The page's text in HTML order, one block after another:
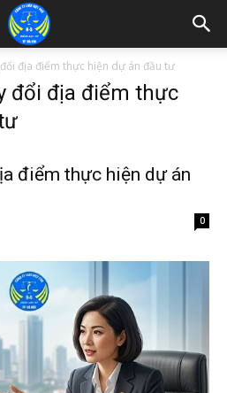
địa điểm thực hiện dự án đầu tư
đổi địa điểm thực
điểm thực hiện dự án
0